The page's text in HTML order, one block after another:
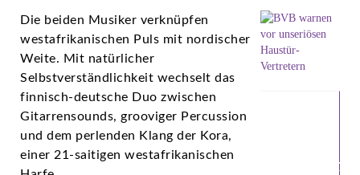
Die beiden Musiker verknüpfen
westafrikanischen Puls mit nordischer
Weite. Mit natürlicher
Selbstverständlichkeit wechselt das
finnisch-deutsche Duo zwischen
Gitarrensounds, grooviger Percussion
und dem perlenden Klang der Kora,
einer 21-saitigen westafrikanischen
unseriösen